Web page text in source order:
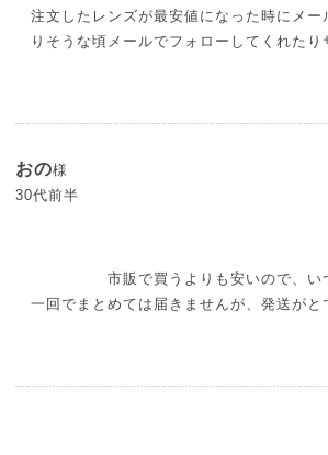
注文したレンズが最安値になった時にメー
りそうな頃メールでフォローしてくれた
おの様
30代前半
市販で買うよりも安いので、い
一回でまとめては届きませんが、発送がと